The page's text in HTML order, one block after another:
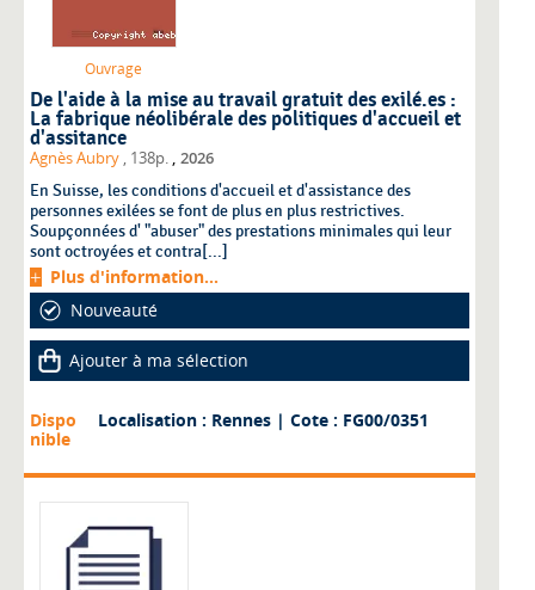
Ouvrage
De l'aide à la mise au travail gratuit des exilé.es :
La fabrique néolibérale des politiques d'accueil et
d'assitance
Agnès Aubry , 138p. 2026
En Suisse, les conditions d'accueil et d'assistance des
personnes exilées se font de plus en plus restrictives.
Soupçonnées d' "abuser" des prestations minimales qui leur
sont octroyées et contra[...]
Plus d'information...
Nouveauté
Ajouter à ma sélection
Dispo
nible
Localisation : Rennes | Cote : FG00/0351